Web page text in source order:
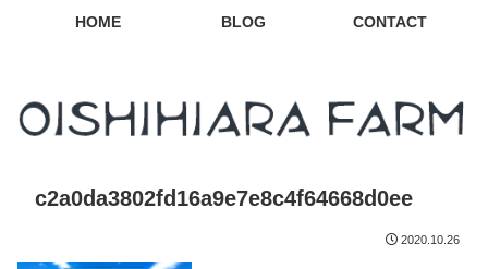
HOME BLOG CONTACT
c2a0da3802fd16a9e7e8c4f64668d0ee
2020.10.26